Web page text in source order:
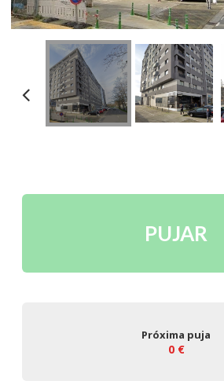
PUJAR
Próxima puja
0 €